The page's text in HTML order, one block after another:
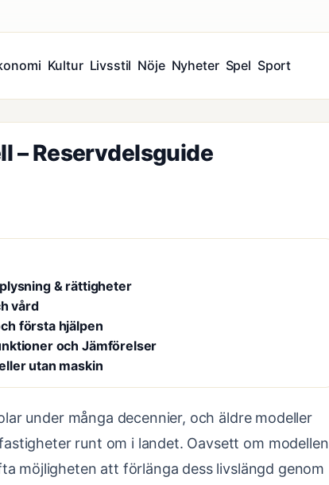
Kultur Livsstil Nöje Nyheter Spel Sport
– Reservdelsguide
& rättigheter
vård
första hjälpen
och Jämförelser
utan maskin
under många decennier, och äldre modeller
runt om i landet. Oavsett om modellen
möjligheten att förlänga dess livslängd genom